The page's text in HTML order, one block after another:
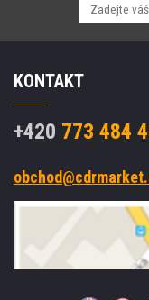
KONTAKT
+420 773 484